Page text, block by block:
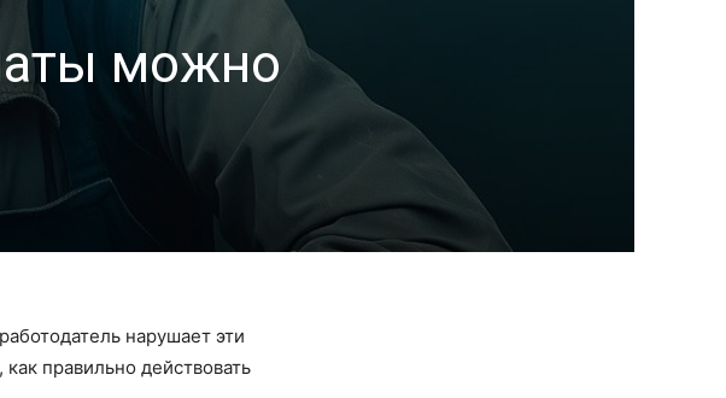
можно
нарушает эти
правильно действовать